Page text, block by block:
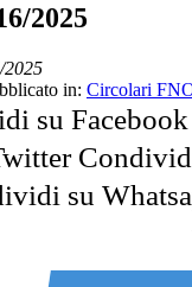
2025
2025
in: Circolari
su Facebook
su